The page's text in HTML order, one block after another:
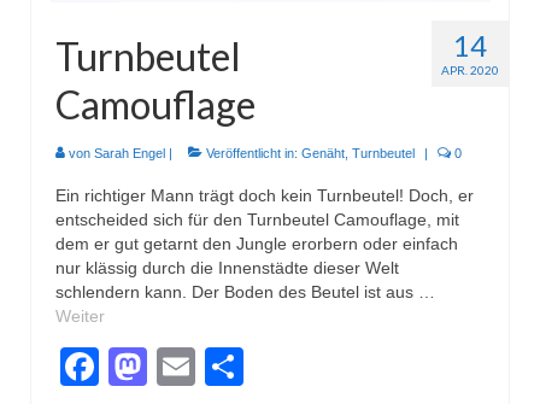
Stirnbänder
Specials
Genäht
Waschtaschen
Turnbeutel
Sonstiges
Gestrickt
14
APR. 2020
Turnbeutel
Camouflage
von Sarah Engel Veröffentlicht in: Genäht, Turnbeutel 0
Ein richtiger Mann trägt doch kein Turnbeutel! Doch, er
entscheided sich für den Turnbeutel Camouflage, mit
dem er gut getarnt den Jungle erorbern oder einfach
nur klässig durch die Innenstädte dieser Welt
schlendern kann. Der Boden des Beutel ist aus …
Weiter
Facebook
Mastodon
Email